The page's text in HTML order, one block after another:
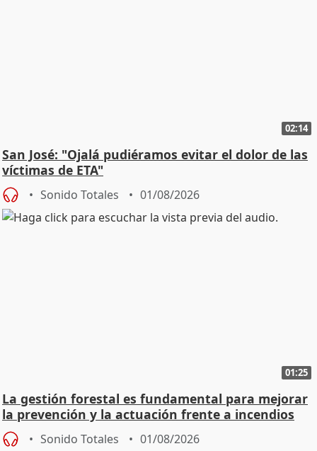
02:14
San José: "Ojalá pudiéramos evitar el dolor de las
víctimas de ETA"
Sonido Totales 01/08/2026
01:25
La gestión forestal es fundamental para mejorar
la prevención y la actuación frente a incendios
Sonido Totales 01/08/2026